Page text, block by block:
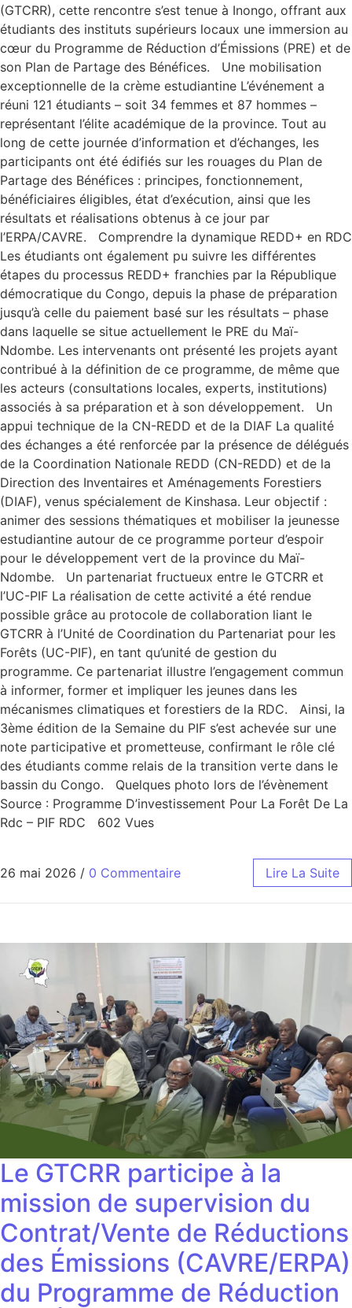
(GTCRR), cette rencontre s’est tenue à Inongo, offrant aux
étudiants des instituts supérieurs locaux une immersion au
cœur du Programme de Réduction d’Émissions (PRE) et de
son Plan de Partage des Bénéfices. Une mobilisation
exceptionnelle de la crème estudiantine L’événement a
réuni 121 étudiants – soit 34 femmes et 87 hommes –
représentant l’élite académique de la province. Tout au
long de cette journée d’information et d’échanges, les
participants ont été édifiés sur les rouages du Plan de
Partage des Bénéfices : principes, fonctionnement,
bénéficiaires éligibles, état d’exécution, ainsi que les
résultats et réalisations obtenus à ce jour par
l’ERPA/CAVRE. Comprendre la dynamique REDD+ en RDC
Les étudiants ont également pu suivre les différentes
étapes du processus REDD+ franchies par la République
démocratique du Congo, depuis la phase de préparation
jusqu’à celle du paiement basé sur les résultats – phase
dans laquelle se situe actuellement le PRE du Maï-
Ndombe. Les intervenants ont présenté les projets ayant
contribué à la définition de ce programme, de même que
les acteurs (consultations locales, experts, institutions)
associés à sa préparation et à son développement. Un
appui technique de la CN-REDD et de la DIAF La qualité
des échanges a été renforcée par la présence de délégués
de la Coordination Nationale REDD (CN-REDD) et de la
Direction des Inventaires et Aménagements Forestiers
(DIAF), venus spécialement de Kinshasa. Leur objectif :
animer des sessions thématiques et mobiliser la jeunesse
estudiantine autour de ce programme porteur d’espoir
pour le développement vert de la province du Maï-
Ndombe. Un partenariat fructueux entre le GTCRR et
l’UC-PIF La réalisation de cette activité a été rendue
possible grâce au protocole de collaboration liant le
GTCRR à l’Unité de Coordination du Partenariat pour les
Forêts (UC-PIF), en tant qu’unité de gestion du
programme. Ce partenariat illustre l’engagement commun
à informer, former et impliquer les jeunes dans les
mécanismes climatiques et forestiers de la RDC. Ainsi, la
3ème édition de la Semaine du PIF s’est achevée sur une
note participative et prometteuse, confirmant le rôle clé
des étudiants comme relais de la transition verte dans le
bassin du Congo. Quelques photo lors de l’évènement
Source : Programme D’investissement Pour La Forêt De La
Rdc – PIF RDC 602 Vues
26 mai 2026 / 0 Commentaire Lire La Suite
Le GTCRR participe à la
mission de supervision du
Contrat/Vente de Réductions
des Émissions (CAVRE/ERPA)
du Programme de Réduction